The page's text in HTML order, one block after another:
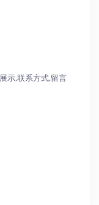
示,联系方式,留言